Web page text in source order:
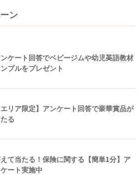
ン
ケート回答でベビージムや幼児英語教材
プルをプレゼント
エリア限定】アンケート回答で豪華賞品が
る
て当たる！保険に関する【簡単1分】ア
ート実施中